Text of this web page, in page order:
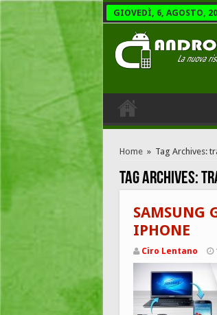
GIOVEDÌ, 6, AGOSTO,
Home » Tag Archives:
Tag Archives:
SAMSUNG
IPHONE
Ciro Lentano